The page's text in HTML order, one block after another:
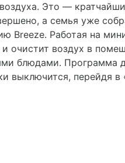
Это —
а семья уже
Breeze. Работая на
очистит воздух в
блюдами. Программа
выключится, перейдя в